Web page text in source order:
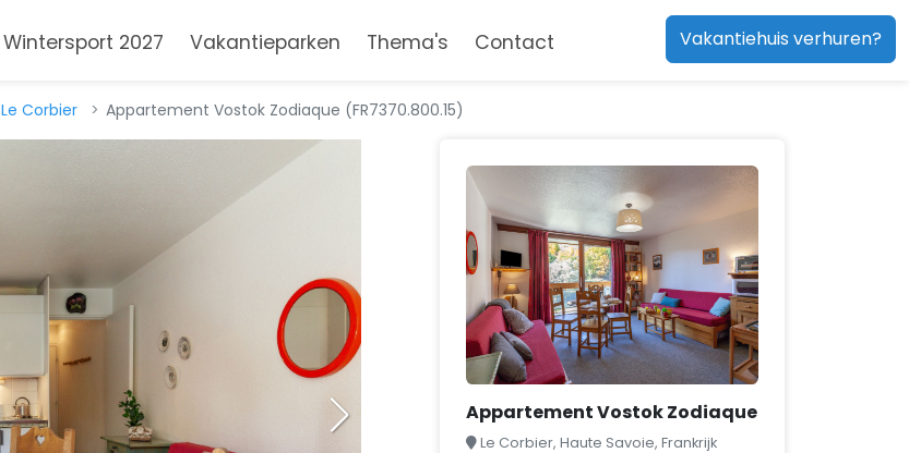
Wintersport 2027 Vakantieparken Thema's Contact Vakantiehuis verhuren?
Le Corbier Appartement Vostok Zodiaque (FR7370.800.15)
Appartement Vostok Zodiaque
Le Corbier, Haute Savoie, Frankrijk